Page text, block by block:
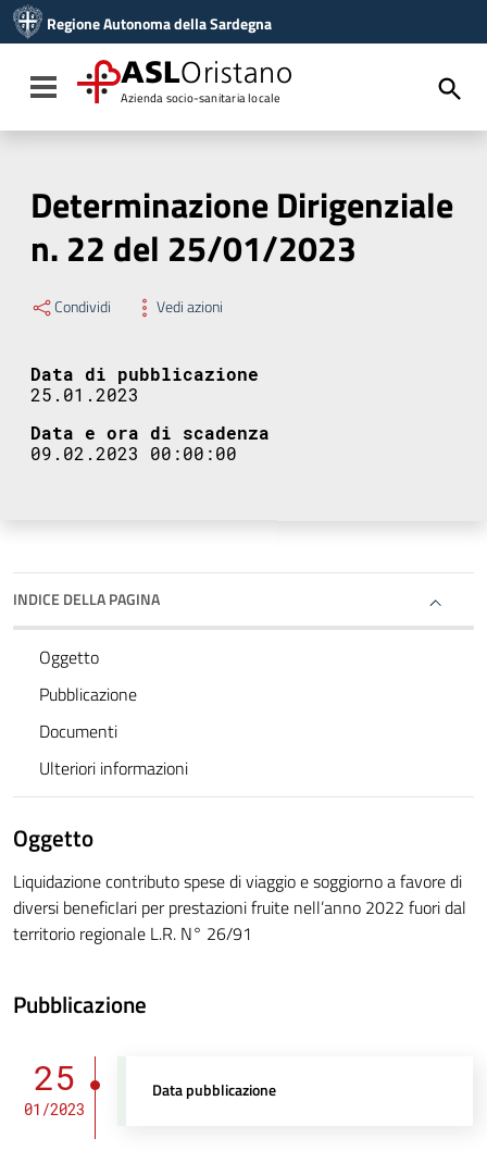
Vai al menu di navigazione
Vai al footer
Regione Autonoma della Sardegna
Toggle navigation
ASLOristano
Azienda socio-sanitaria locale
Determinazione Dirigenziale
n. 22 del 25/01/2023
Condividi Vedi azioni
Data di pubblicazione
25.01.2023
Data e ora di scadenza
09.02.2023 00:00:00
INDICE DELLA PAGINA
Oggetto
Pubblicazione
Documenti
Ulteriori informazioni
Oggetto
Liquidazione contributo spese di viaggio e soggiorno a favore di
diversi beneficIari per prestazioni fruite nell’anno 2022 fuori dal
territorio regionale L.R. N° 26/91
Pubblicazione
25
01/2023
Data pubblicazione